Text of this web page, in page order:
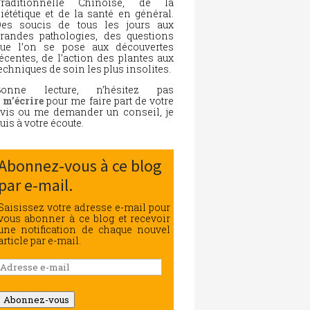
et de la santé en général.
soucis de tous les jours aux
pathologies, des questions
l’on se pose aux découvertes
de l’action des plantes aux
de soin les plus insolites.
lecture, n’hésitez pas
m’écrire pour me faire part de votre
ou me demander un conseil, je
à votre écoute.
vous à ce blog
par e-mail.
votre adresse e-mail pour
abonner à ce blog et recevoir
notification de chaque nouvel
par e-mail.
Abonnez-vous